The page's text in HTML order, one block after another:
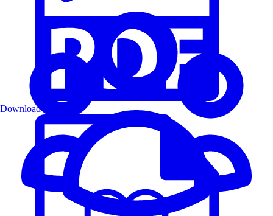
Download PDF